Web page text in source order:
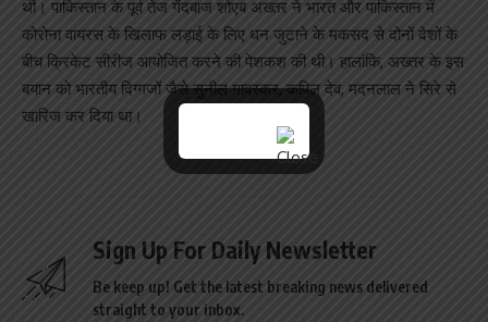
थी। पाकिस्तान के पूर्व तेज गेंदबाज शोएब अख्तर ने भारत और पाकिस्तान में
कोरोना वायरस के खिलाफ लड़ाई के लिए धन जुटाने के मकसद से दोनों देशों के
बीच क्रिकेट सीरीज आयोजित करने की पेशकश की थी। हालांकि, अख्तर के इस
बयान को भारतीय दिग्गजों जैसे सुनील गावस्कर, कपिल देव, मदनलाल ने सिरे से
खारिज कर दिया था।
Sign Up For Daily Newsletter
Be keep up! Get the latest breaking news delivered
straight to your inbox.